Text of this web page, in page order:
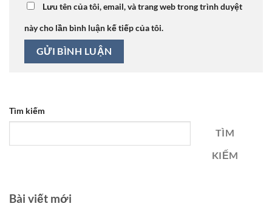
Lưu tên của tôi, email, và trang web trong trình duyệt
này cho lần bình luận kế tiếp của tôi.
Tìm kiếm
TÌM
KIẾM
Bài viết mới